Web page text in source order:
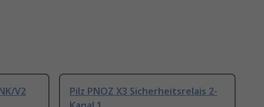
V2
Pilz PNOZ X3 Sicherheitsrelais 2-